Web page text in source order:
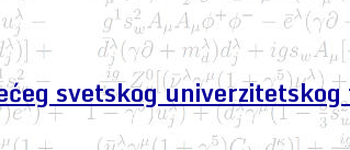
svetskog